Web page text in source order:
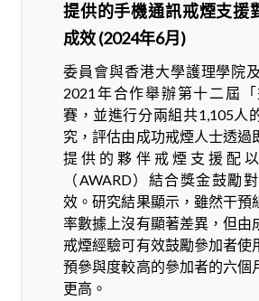
提供的手機通訊戒煙支援
成效 (2024年6月)
委員會與香港大學護理學院
2021年合作舉辦第十二屆
賽，並進行分兩組共1,105人
究，評估由成功戒煙人士透過
提供的夥伴戒煙支援配
（AWARD）結合獎金鼓勵
效。研究結果顯示，雖然干預
率數據上沒有顯著差異，但由
戒煙經驗可有效鼓勵參加者使
預參與度較高的參加者的六個
更高。